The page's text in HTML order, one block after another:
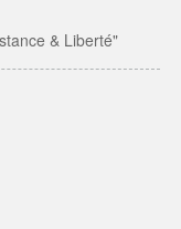
& Liberté"